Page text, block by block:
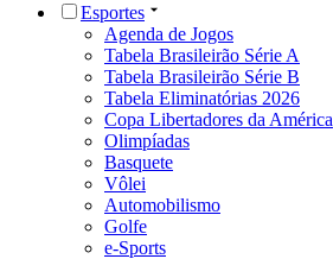
Esportes
Agenda de Jogos
Tabela Brasileirão Série A
Tabela Brasileirão Série B
Tabela Eliminatórias 2026
Copa Libertadores da América
Olimpíadas
Basquete
Vôlei
Automobilismo
Golfe
e-Sports